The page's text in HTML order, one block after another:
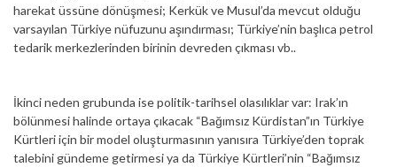
harekat üssüne dönüşmesi; Kerkük ve Musul’da mevcut olduğu
varsayılan Türkiye nüfuzunu aşındırması; Türkiye’nin başlıca petrol
tedarik merkezlerinden birinin devreden çıkması vb..
İkinci neden grubunda ise politik-tarihsel olasılıklar var: Irak’ın
bölünmesi halinde ortaya çıkacak “Bağımsız Kürdistan”ın Türkiye
Kürtleri için bir model oluşturmasının yanısıra Türkiye’den toprak
talebini gündeme getirmesi ya da Türkiye Kürtleri’nin “Bağımsız